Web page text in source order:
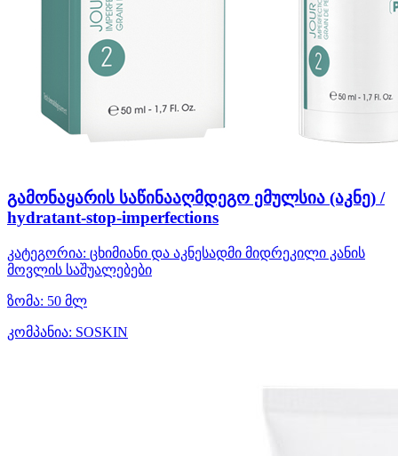
გამონაყარის საწინააღმდეგო ემულსია (აკნე) /
hydratant-stop-imperfections
კატეგორია: ცხიმიანი და აკნესადმი მიდრეკილი კანის
მოვლის საშუალებები
ზომა: 50 მლ
კომპანია: SOSKIN